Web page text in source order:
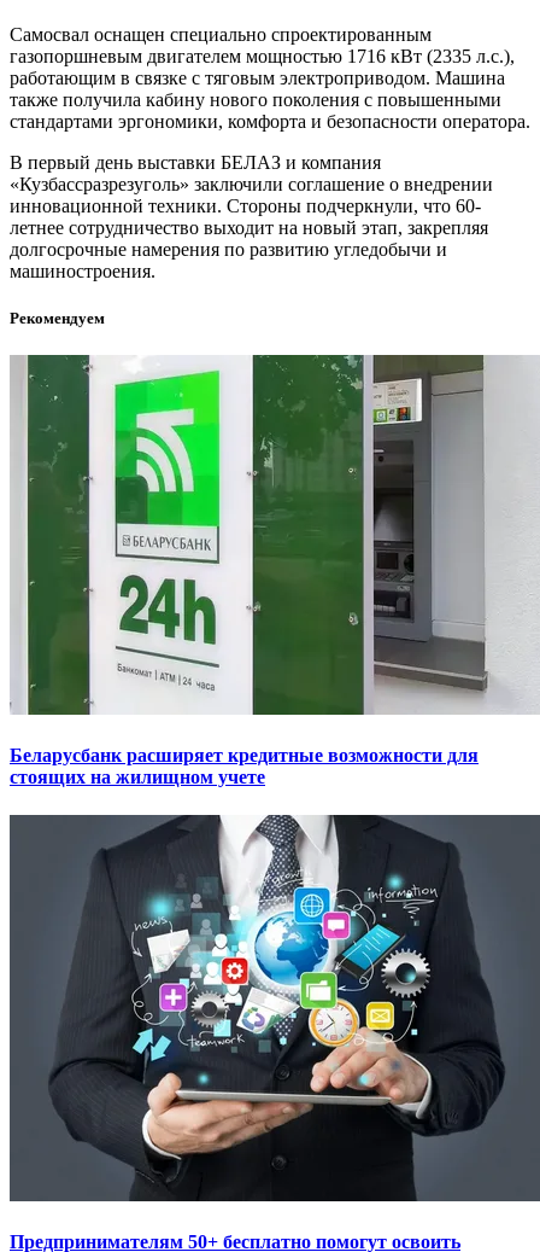
Самосвал оснащен специально спроектированным
газопоршневым двигателем мощностью 1716 кВт (2335 л.с.),
работающим в связке с тяговым электроприводом. Машина
также получила кабину нового поколения с повышенными
стандартами эргономики, комфорта и безопасности оператора.
В первый день выставки БЕЛАЗ и компания
«Кузбассразрезуголь» заключили соглашение о внедрении
инновационной техники. Стороны подчеркнули, что 60-
летнее сотрудничество выходит на новый этап, закрепляя
долгосрочные намерения по развитию угледобычи и
машиностроения.
Рекомендуем
Беларусбанк расширяет кредитные возможности для
стоящих на жилищном учете
Предпринимателям 50+ бесплатно помогут освоить